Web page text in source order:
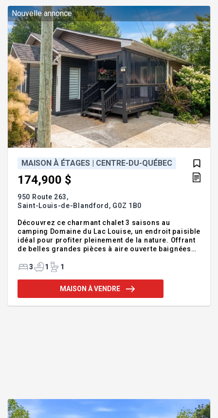
environnement convivial où la tranquillité est à
l'honneur. Addenda :Un m
Nouvelle annonce
MAISON À ÉTAGES | CENTRE-DU-QUÉBEC
174,900 $
950 Route 263,
Saint-Louis-de-Blandford, G0Z 1B0
Découvrez ce charmant chalet 3 saisons au
camping Domaine du Lac Louise, un endroit paisible
idéal pour profiter pleinement de la nature. Offrant
de belles grandes pièces à aire ouverte baignées
espace de vie chaleureux et convivial. Ce chalet
sol aménagé offrant un espace supplémentaire
pour la famille ou invités. Vous apprécierez son
3 1 1
MAISON À VENDRE